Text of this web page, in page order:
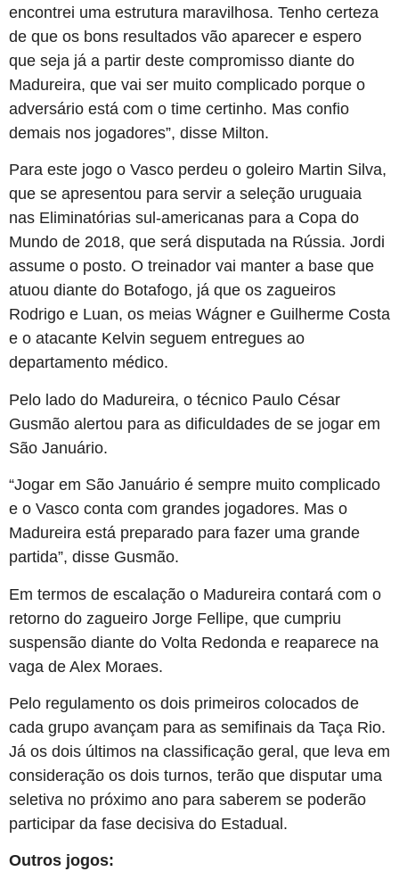
encontrei uma estrutura maravilhosa. Tenho certeza
de que os bons resultados vão aparecer e espero
que seja já a partir deste compromisso diante do
Madureira, que vai ser muito complicado porque o
adversário está com o time certinho. Mas confio
demais nos jogadores”, disse Milton.
Para este jogo o Vasco perdeu o goleiro Martin Silva,
que se apresentou para servir a seleção uruguaia
nas Eliminatórias sul-americanas para a Copa do
Mundo de 2018, que será disputada na Rússia. Jordi
assume o posto. O treinador vai manter a base que
atuou diante do Botafogo, já que os zagueiros
Rodrigo e Luan, os meias Wágner e Guilherme Costa
e o atacante Kelvin seguem entregues ao
departamento médico.
Pelo lado do Madureira, o técnico Paulo César
Gusmão alertou para as dificuldades de se jogar em
São Januário.
“Jogar em São Januário é sempre muito complicado
e o Vasco conta com grandes jogadores. Mas o
Madureira está preparado para fazer uma grande
partida”, disse Gusmão.
Em termos de escalação o Madureira contará com o
retorno do zagueiro Jorge Fellipe, que cumpriu
suspensão diante do Volta Redonda e reaparece na
vaga de Alex Moraes.
Pelo regulamento os dois primeiros colocados de
cada grupo avançam para as semifinais da Taça Rio.
Já os dois últimos na classificação geral, que leva em
consideração os dois turnos, terão que disputar uma
seletiva no próximo ano para saberem se poderão
participar da fase decisiva do Estadual.
Outros jogos: